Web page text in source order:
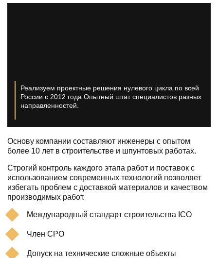
Реализуем проектные решения нулевого цикла по всей
России с 2012 года Опытный штат специалистов разных
направленностей.
Основу компании составляют инженеры с опытом
более 10 лет в строительстве и шпунтовых работах.
Строгий контроль каждого этапа работ и поставок с
использованием современных технологий позволяет
избегать проблем с доставкой материалов и качеством
производимых работ.
Международный стандарт строительства ICO
Член СРО
Допуск на технические сложные объекты